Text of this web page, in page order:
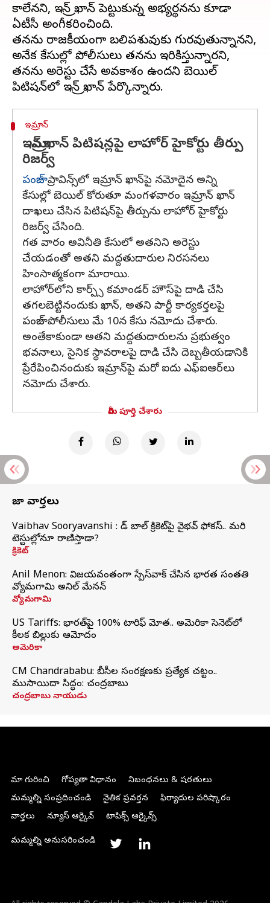
కాలేనని, ఇమ్రాన్ ఖాన్ పెట్టుకున్న అభ్యర్థనను కూడా
ఏటీసీ అంగీకరించింది.
తనను రాజకీయంగా బలిపశువుకు గురవుతున్నానని,
అనేక కేసుల్లో పోలీసులు తనను ఇరికిస్తున్నారని,
తనను అరెస్టు చేసే అవకాశం ఉందని బెయిల్
ఇమ్రాన్
ఇమ్రాన్ ఖాన్ పిటిషన్లపై లాహోర్ హైకోర్టు తీర్పు
రిజర్వ్
పంజాబ్ప్రావిన్స్‌లో ఇమ్రాన్ ఖాన్‌పై నమోదైన అన్ని
కేసుల్లో బెయిల్ కోరుతూ మంగళవారం ఇమ్రాన్ ఖాన్
దాఖలు చేసిన పిటిషన్‌పై తీర్పును లాహోర్ హైకోర్టు
రిజర్వ్ చేసింది.
గత వారం అవినీతి కేసులో అతనిని అరెస్టు
చేయడంతో అతని మద్దతుదారుల నిరసనలు
హింసాత్మకంగా మారాయి.
లాహోర్‌లోని కార్ప్స్ కమాండర్ హౌస్‌పై దాడి చేసి
తగలబెట్టినందుకు ఖాన్, అతని పార్టీ కార్యకర్తలపై
పంజాబ్ పోలీసులు మే 10న కేసు నమోదు చేశారు.
అంతేకాకుండా అతని మద్దతుదారులను ప్రభుత్వం
భవనాలు, సైనిక స్థావరాలపై దాడి చేసి దెబ్బతీయడానికి
ప్రేరేపించినందుకు ఇమ్రాన్‌పై మరో ఐదు ఎఫ్‌ఐఆర్‌లు
నమోదు చేశారు.
మీరు పూర్తి చేశారు
తాజా వార్తలు
Vaibhav Sooryavanshi : రెడ్ బాల్ క్రికెట్‌పై వైభవ్ ఫోకస్.. మరి
టెస్టుల్లోనూ రాణిస్తాడా?
క్రికెట్
Anil Menon: విజయవంతంగా స్పేస్‌వాక్‌ చేసిన భారత సంతతి
వ్యోమగామి అనిల్‌ మేనన్
వ్యోమగామి
US Tariffs: భారత్‌పై 100% టారిఫ్‌ మోత.. అమెరికా సెనెట్‌లో
కీలక బిల్లుకు ఆమోదం
అమెరికా
CM Chandrababu: బీసీల సంరక్షణకు ప్రత్యేక చట్టం..
ముసాయిదా సిద్ధం: చంద్రబాబు
చంద్రబాబు నాయుడు
మా గురించి గోప్యతా విధానం
నిబంధనలు & షరతులు
మమ్మల్ని సంప్రదించండి
నైతిక ప్రవర్తన
ఫిర్యాదుల పరిష్కారం
వార్తలు
న్యూస్ ఆర్కైవ్ టాపిక్స్ ఆర్కైవ్స్
మమ్మల్ని అనుసరించండి